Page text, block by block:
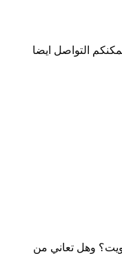
التواصل ايضا
وهل تعاني من